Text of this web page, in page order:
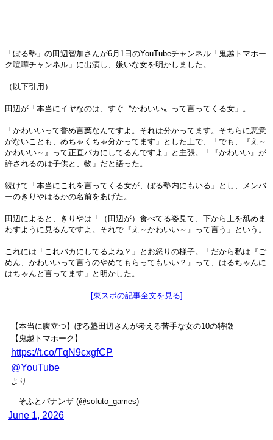
「ぼる塾」の田辺智加さんが6月1日のYouTubeチャンネル「鬼越トマホー
ク喧嘩チャンネル」に出演し、嫌いな女を明かしました。
（以下引用）
田辺が「本当にイヤなのは、すぐ〝かわいい〟って言ってくる女」。
「かわいいって誉め言葉なんですよ。それは分かってます。そちらに悪意
がないことも、めちゃくちゃ分かってます」とした上で、「でも、『え～
かわいい～』って正直バカにしてるんですよ」と主張。「『かわいい』が
許されるのは子供と、物」だと語った。
続けて「本当にこれを言ってくる女が、ぼる塾内にもいる」とし、メンバ
ーのきりやはるかの名前をあげた。
田辺によると、きりやは「（田辺が）食べてる姿見て、下から上を舐めま
わすように見るんですよ。それで『え～かわいい～』って言う」という。
これには「これバカにしてるよね？」とお怒りの様子。「だから私は『ご
めん、かわいいって言うのやめてもらってもいい？』って、はるちゃんに
はちゃんと言ってます」と明かした。
[東スポの記事全文を見る]
【本当に腹立つ】ぼる塾田辺さんが考える苦手な女の10の特徴
【鬼越トマホーク】
https://t.co/TqN9cxgfCP
@YouTube
より
— そふとバナンザ (@sofuto_games)
June 1, 2026